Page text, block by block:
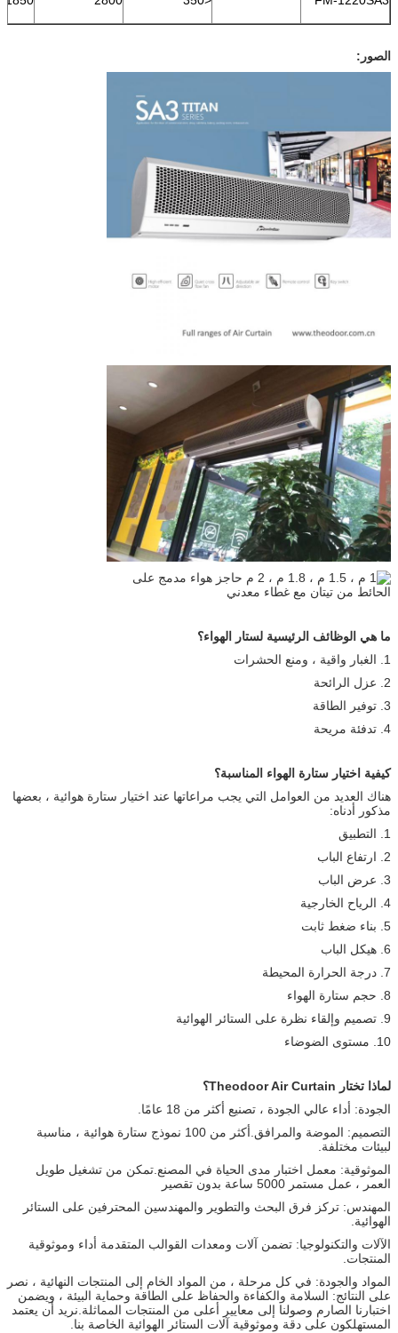
الصور:
ما هي الوظائف الرئيسية لستار الهواء؟
1. الغبار واقية ، ومنع الحشرات
2. عزل الرائحة
3. توفير الطاقة
4. تدفئة مريحة
كيفية اختيار ستارة الهواء المناسبة؟
هناك العديد من العوامل التي يجب مراعاتها عند اختيار ستارة هوائية ، بعضها
مذكور أدناه:
1. التطبيق
2. ارتفاع الباب
3. عرض الباب
4. الرياح الخارجية
5. بناء ضغط ثابت
6. هيكل الباب
7. درجة الحرارة المحيطة
8. حجم ستارة الهواء
9. تصميم وإلقاء نظرة على الستائر الهوائية
10. مستوى الضوضاء
لماذا تختار Theodoor Air Curtain؟
الجودة: أداء عالي الجودة ، تصنيع أكثر من 18 عامًا.
التصميم: الموضة والمرافق.أكثر من 100 نموذج ستارة هوائية ، مناسبة
لبيئات مختلفة.
الموثوقية: معمل اختبار مدى الحياة في المصنع.تمكن من تشغيل طويل
العمر ، عمل مستمر 5000 ساعة بدون تقصير
المهندس: تركز فرق البحث والتطوير والمهندسين المحترفين على الستائر
الهوائية.
الآلات والتكنولوجيا: تضمن آلات ومعدات القوالب المتقدمة أداء وموثوقية
المنتجات.
المواد والجودة: في كل مرحلة ، من المواد الخام إلى المنتجات النهائية ، نصر
على النتائج: السلامة والكفاءة والحفاظ على الطاقة وحماية البيئة ، ويضمن
اختبارنا الصارم وصولنا إلى معايير أعلى من المنتجات المماثلة.نريد أن يعتمد
المستهلكون على دقة وموثوقية آلات الستائر الهوائية الخاصة بنا.